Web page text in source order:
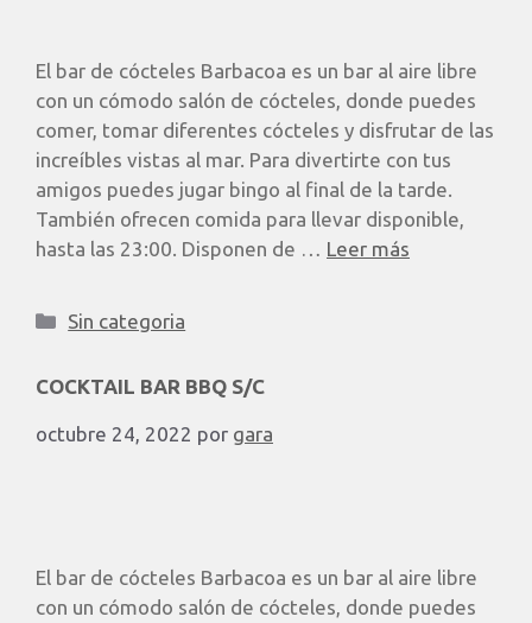
El bar de cócteles Barbacoa es un bar al aire libre
con un cómodo salón de cócteles, donde puedes
comer, tomar diferentes cócteles y disfrutar de las
increíbles vistas al mar. Para divertirte con tus
amigos puedes jugar bingo al final de la tarde.
También ofrecen comida para llevar disponible,
hasta las 23:00. Disponen de … Leer más
Sin categoria
COCKTAIL BAR BBQ S/C
octubre 24, 2022 por gara
El bar de cócteles Barbacoa es un bar al aire libre
con un cómodo salón de cócteles, donde puedes